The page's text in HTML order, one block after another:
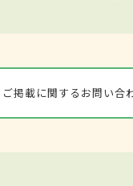
ご掲載に関するお問い合